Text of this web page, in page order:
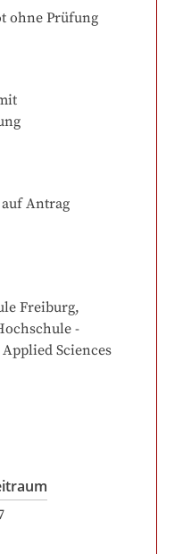
ohne Prüfung
Antrag
Freiburg,
-
Sciences